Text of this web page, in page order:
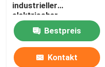
industrieller
elektrischer
Dampferzeuger 9kw
automatischBestpreis
Kontakt